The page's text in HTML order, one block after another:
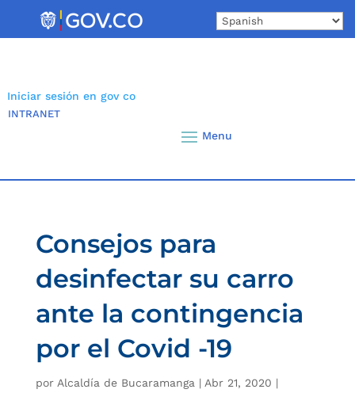
Iniciar sesión en gov co
INTRANET
Consejos para
desinfectar su carro
ante la contingencia
por el Covid -19
por Alcaldía de Bucaramanga | Abr 21, 2020 |